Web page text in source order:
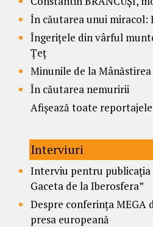
În căutarea unui miracol:
Îngerițele din vârful
Țeț
Minunile de la
În căutarea nemuririi
Afișează toate reportajele
Interviuri
Interviu pentru publicația
Gaceta de la Iberosfera”
Despre conferința MEGA
presa europeană